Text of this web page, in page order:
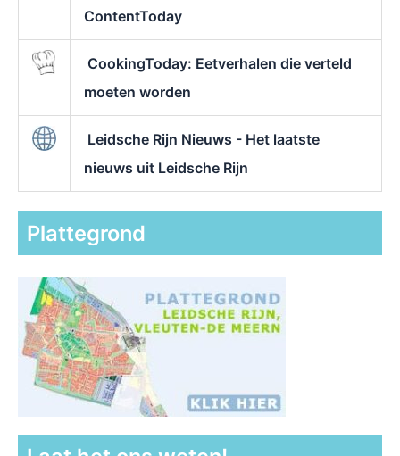
ContentToday
CookingToday: Eetverhalen die verteld
moeten worden
Leidsche Rijn Nieuws - Het laatste
nieuws uit Leidsche Rijn
Plattegrond